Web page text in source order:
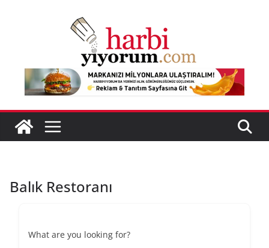
Balık Restoranı
What are you looking for?